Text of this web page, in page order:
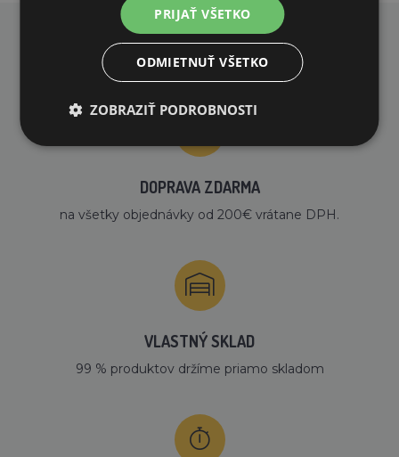
PREČO NAKUPOVAŤ U NÁS?
DOPRAVA ZDARMA
na všetky objednávky od 200€ vrátane DPH.
VLASTNÝ SKLAD
99 % produktov držíme priamo skladom
PRIJAŤ VŠETKO
ODMIETNUŤ VŠETKO
ZOBRAZIŤ PODROBNOSTI